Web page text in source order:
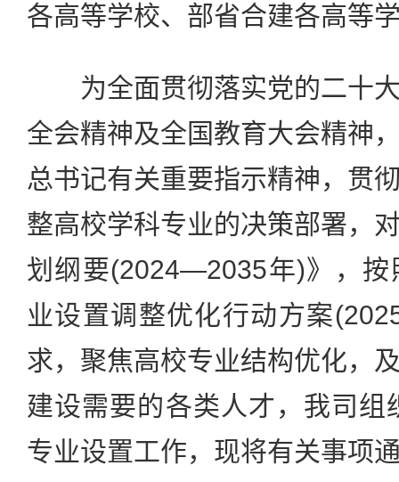
各高等学校、部省合建各高等
为全面贯彻落实党的二十大
全会精神及全国教育大会精神
总书记有关重要指示精神，贯
整高校学科专业的决策部署，
划纲要(2024—2035年)》，按
业设置调整优化行动方案
求，聚焦高校专业结构优化，
建设需要的各类人才，我司组
专业设置工作，现将有关事项